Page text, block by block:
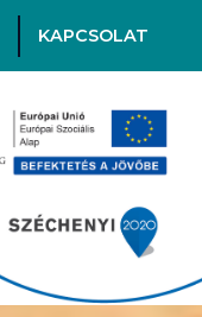
KAPCSOLAT